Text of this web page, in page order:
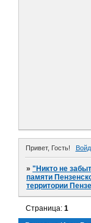
Привет, Гость!
»"Никто не
памяти
территории
Страница:1